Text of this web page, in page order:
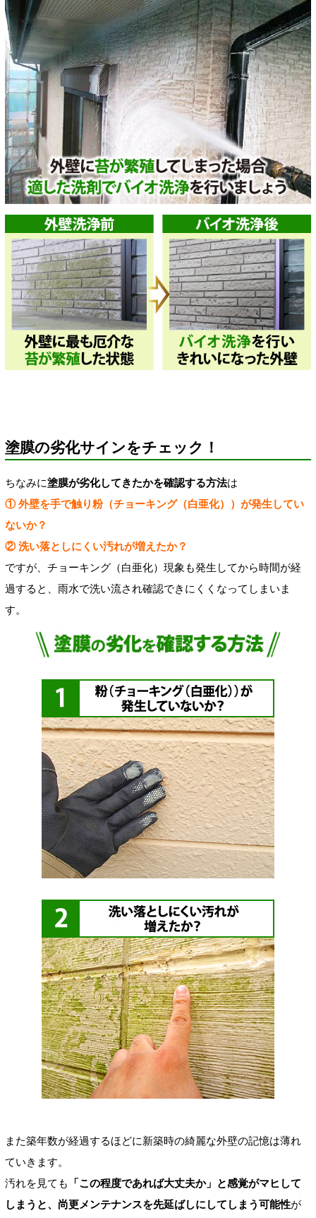
塗膜の劣化サインをチェック！
ちなみに塗膜が劣化してきたかを確認する方法は
① 外壁を手で触り粉（チョーキング（白亜化））が発生してい
ないか？
② 洗い落としにくい汚れが増えたか？
ですが、チョーキング（白亜化）現象も発生してから時間が経
過すると、雨水で洗い流され確認できにくくなってしまいま
す。
また築年数が経過するほどに新築時の綺麗な外壁の記憶は薄れ
ていきます。
汚れを見ても
「この程度であれば大丈夫か」と感覚がマヒして
しまうと、尚更メンテナンスを先延ばしにしてしまう可能性が